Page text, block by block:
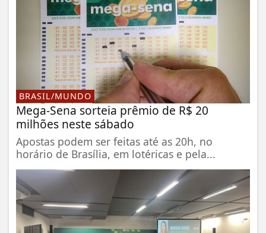
BRASIL/MUNDO
Mega-Sena sorteia prêmio de R$ 20
milhões neste sábado
Apostas podem ser feitas até as 20h, no
horário de Brasília, em lotéricas e pela...